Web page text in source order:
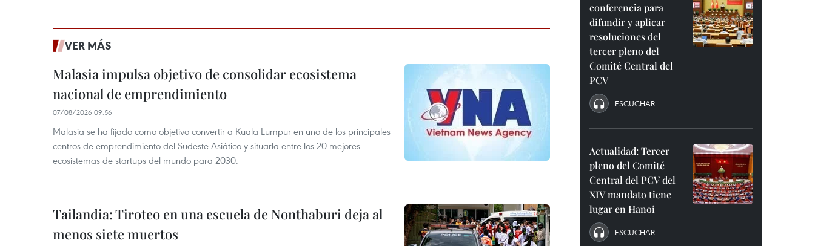
VER MÁS
Malasia impulsa objetivo de consolidar ecosistema
nacional de emprendimiento
07/08/2026 09:56
Malasia se ha fijado como objetivo convertir a Kuala Lumpur en uno de los principales
centros de emprendimiento del Sudeste Asiático y situarla entre los 20 mejores
ecosistemas de startups del mundo para 2030.
Tailandia: Tiroteo en una escuela de Nonthaburi deja al
menos siete muertos
conferencia para
difundir y aplicar
resoluciones del
tercer pleno del
Comité Central del
PCV
ESCUCHAR
Actualidad: Tercer
pleno del Comité
Central del PCV del
XIV mandato tiene
lugar en Hanoi
ESCUCHAR